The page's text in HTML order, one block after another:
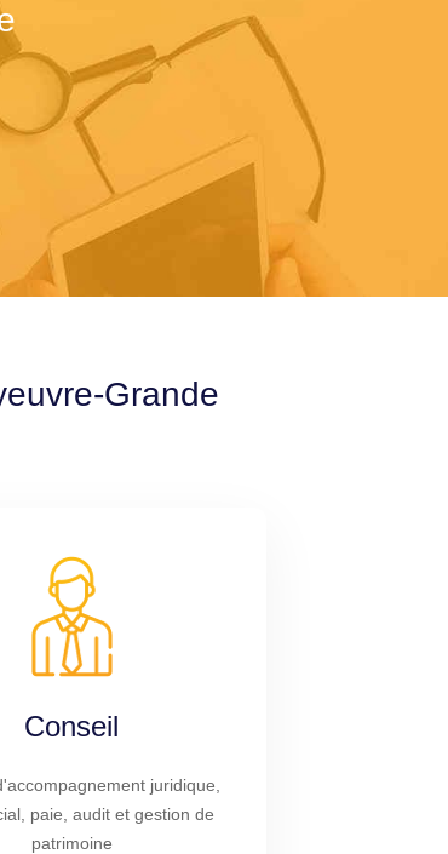
Grande
Conseil
juridique,
paie, audit et gestion de
patrimoine